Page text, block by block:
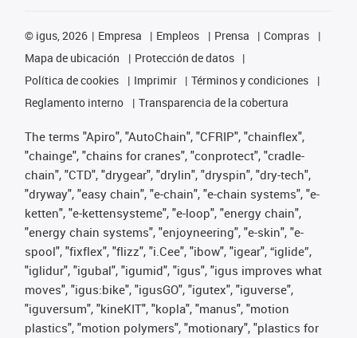
© igus, 2026 Empresa Empleos Prensa
Compras
Mapa de ubicación
Protección de datos
Política de cookies
Imprimir
Términos y condiciones
Reglamento interno
Transparencia de la cobertura
The terms "Apiro", "AutoChain", "CFRIP", "chainflex",
"chainge", "chains for cranes", "conprotect", "cradle-
chain", "CTD", "drygear", "drylin", "dryspin", "dry-tech",
"dryway", "easy chain", "e-chain", "e-chain systems", "e-
ketten", "e-kettensysteme", "e-loop", "energy chain",
"energy chain systems", "enjoyneering", "e-skin", "e-
spool", "fixflex", "flizz", "i.Cee", "ibow", "igear", “iglide”,
"iglidur", "igubal", "igumid", "igus", "igus improves what
moves", "igus:bike", "igusGO", "igutex", "iguverse",
"iguversum", "kineKIT", "kopla", "manus", "motion
plastics", "motion polymers", "motionary", "plastics for